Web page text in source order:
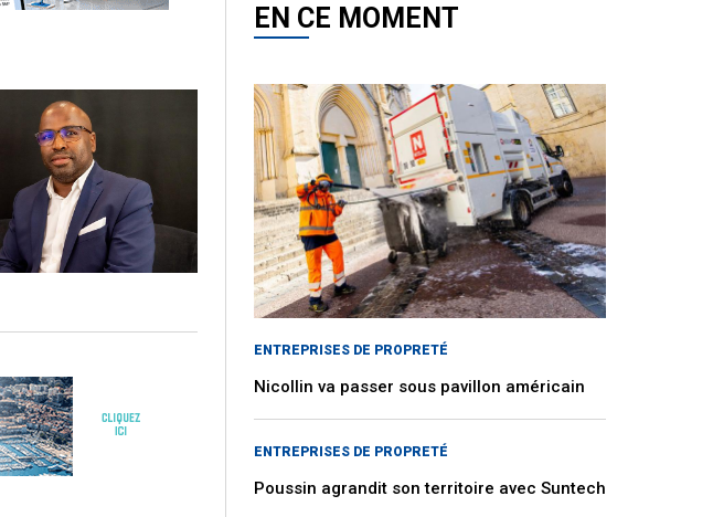
EN CE MOMENT
ENTREPRISES DE PROPRETÉ
Nicollin va passer sous pavillon américain
ENTREPRISES DE PROPRETÉ
Poussin agrandit son territoire avec Suntech